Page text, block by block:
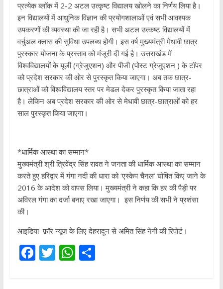
प्रत्येक ब्लाॅक में 2-2 अटल उत्कृष्ट विद्यालय खोलने का निर्णय लिया है।
इन विद्यालयों में आधुनिक विज्ञान की प्रयोगशालाओं एवं सभी आवश्यक
उपकरणों की व्यवस्था की जा रही है। सभी अटल उत्कष्ट विद्यालयों में
वर्चुअल क्लास की सुविधा उपलब्ध होगी। इस वर्ष मुख्यमंत्री मेधावी छात्र
पुरस्कार योजना के प्रस्ताव को मंजूरी दी गई है। उत्तराखंड में
विश्वविद्यालयों के यूजी (ग्रेजुएशन) और पीजी (पोस्ट ग्रेजुएशन ) के टॉपर
को प्रदेश सरकार की ओर से पुरस्कृत किया जाएगा। अब तक छात्र-
छात्राओं को विश्वविद्यालय स्तर पर मेडल देकर पुरस्कृत किया जाता रहा
है। लेकिन अब प्रदेश सरकार की ओर से मेधावी छात्र-छात्राओं को हर
साल पुरस्कृत किया जाएगा।
*धार्मिक आस्था का सम्मान*
मुख्यमंत्री श्री त्रिवेंद्र सिंह रावत ने जनता की धार्मिक आस्था का सम्मान
करते हुए हरिद्वार में गंगा नदी की धारा को ‘एस्केप चैनल’ घोषित किए जाने के
2016 के आदेश को वापस लिया। मुख्यमंत्री ने कहा कि हर की पैड़ी पर
अविरल गंगा का दर्जा बनाए रखा जाएगा। इस निर्णय की सभी ने प्रशंसा
की।
आइडिया फ़ॉर न्यूज़ के लिए देहरादून से अमित सिंह नेगी की रिपोर्ट।
F T W S